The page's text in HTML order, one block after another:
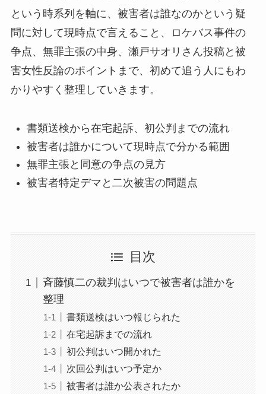
という時系列を軸に、被害者は誰なのかという疑
問に対して現時点で言えること、ロケバス事件の
争点、無罪主張の中身、瀬戸サオリさん投稿と被
害女性反論のポイントまで、初めて追う人にもわ
かりやすく整理していきます。
書類送検から在宅起訴、初公判までの流れ
被害者は誰かについて現時点で分かる範囲
無罪主張と同意の争点の見方
被害者特定デマと二次被害の問題点
目次
斉藤慎二の裁判はいつで被害者は誰かを
整理
書類送検はいつ報じられた
在宅起訴までの流れ
初公判はいつ開かれた
次回公判はいつ予定か
被害者は誰か公表されたか